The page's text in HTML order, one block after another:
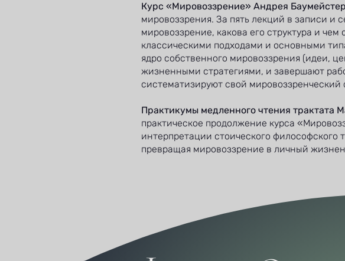
Курс «Мировоззрение» Андрея
мировоззрения. За пять лекций в записи и
мировоззрение, какова его структура и
классическими подходами и основными
ядро собственного мировоззрения (идеи,
жизненными стратегиями, и завершают
систематизируют свой мировоззренческий
Практикумы медленного чтения трактата
практическое продолжение курса
интерпретации стоического
превращая мировоззрение в личный